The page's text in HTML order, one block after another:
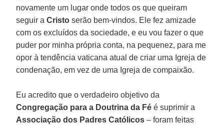
novamente um lugar onde todos os que queiram
seguir aCristoserão bem-vindos. Ele fez amizade
com os excluídos da sociedade, e eu vou fazer o que
puder por minha própria conta, na pequenez, para me
opor à tendência vaticana atual de criar uma Igreja de
condenação, em vez de uma Igreja de compaixão.
Eu acredito que o verdadeiro objetivo da
Congregação para a Doutrina da Féé suprimir a
Associação dos Padres Católicos– foram feitas